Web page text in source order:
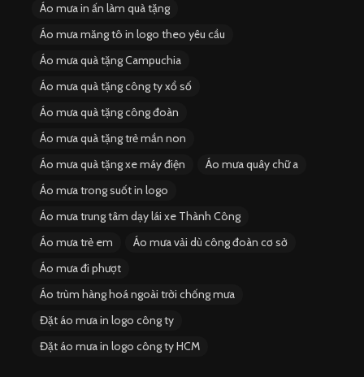
Áo mưa in ấn làm quà tặng
Áo mưa măng tô in logo theo yêu cầu
Áo mưa quà tặng Campuchia
Áo mưa quà tặng công ty xổ số
Áo mưa quà tặng công đoàn
Áo mưa quà tặng trẻ mần non
Áo mưa quà tặng xe máy điện
Áo mưa quây chữ a
Áo mưa trong suốt in logo
Áo mưa trung tâm dạy lái xe Thành Công
Áo mưa trẻ em
Áo mưa vải dù công đoàn cơ sở
Áo mưa đi phượt
Áo trùm hàng hoá ngoài trời chống mưa
Đặt áo mưa in logo công ty
Đặt áo mưa in logo công ty HCM